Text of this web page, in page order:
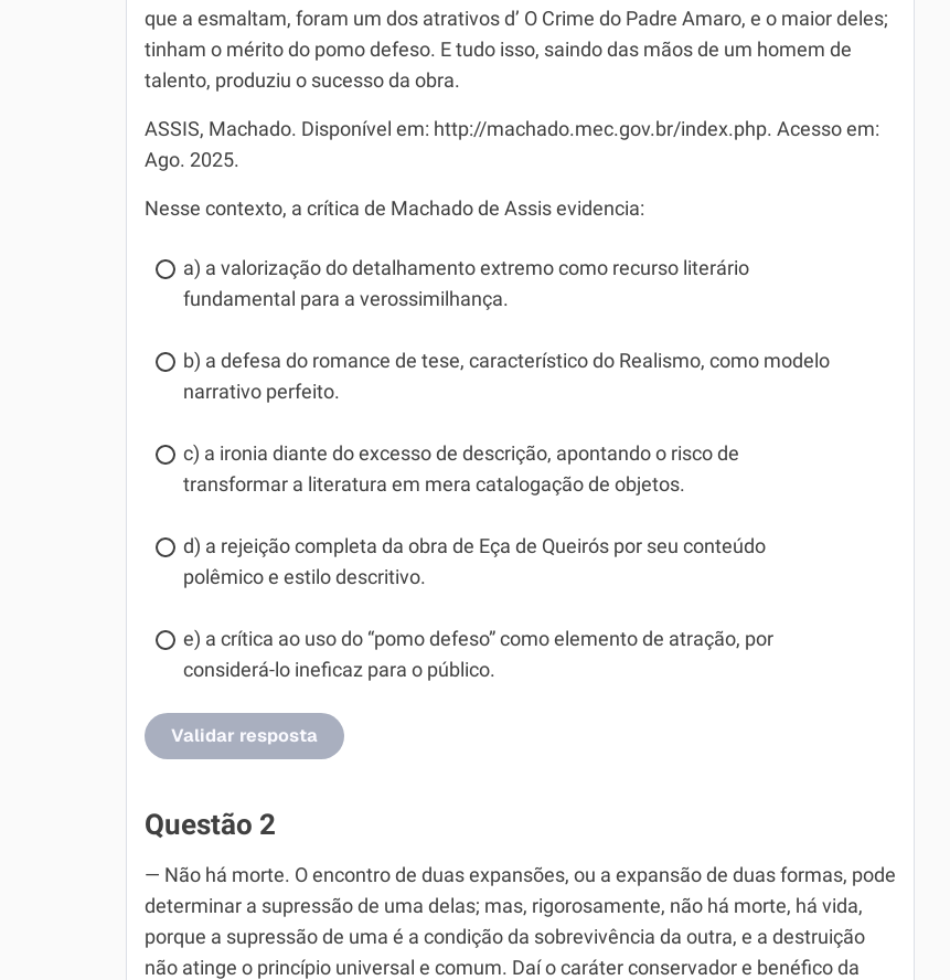
que a esmaltam, foram um dos atrativos d’ O Crime do Padre Amaro, e o maior deles;
tinham o mérito do pomo defeso. E tudo isso, saindo das mãos de um homem de
talento, produziu o sucesso da obra.
ASSIS, Machado. Disponível em: http://machado.mec.gov.br/index.php. Acesso em:
Ago. 2025.
Nesse contexto, a crítica de Machado de Assis evidencia:
a) a valorização do detalhamento extremo como recurso literário
fundamental para a verossimilhança.
b) a defesa do romance de tese, característico do Realismo, como modelo
narrativo perfeito.
c) a ironia diante do excesso de descrição, apontando o risco de
transformar a literatura em mera catalogação de objetos.
d) a rejeição completa da obra de Eça de Queirós por seu conteúdo
polêmico e estilo descritivo.
e) a crítica ao uso do “pomo defeso” como elemento de atração, por
considerá-lo ineficaz para o público.
Validar resposta
Questão 2
— Não há morte. O encontro de duas expansões, ou a expansão de duas formas, pode
determinar a supressão de uma delas; mas, rigorosamente, não há morte, há vida,
porque a supressão de uma é a condição da sobrevivência da outra, e a destruição
não atinge o princípio universal e comum. Daí o caráter conservador e benéfico da